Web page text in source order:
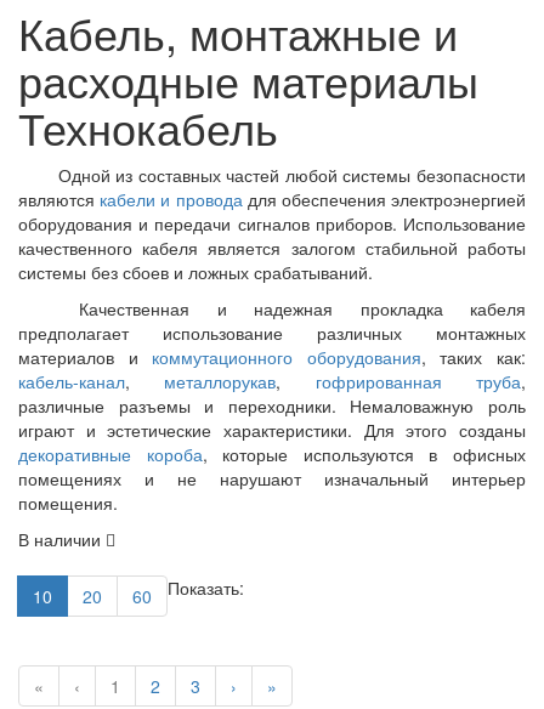
Кабель, монтажные и
расходные материалы
Технокабель
Одной из составных частей любой системы безопасности
являются кабели и проводадля обеспечения электроэнергией
оборудования и передачи сигналов приборов. Использование
качественного кабеля является залогом стабильной работы
системы без сбоев и ложных срабатываний.
Качественная и надежная прокладка кабеля
предполагает использование различных монтажных
материалов и коммутационного оборудования, таких как:
кабель-канал, металлорукав, гофрированная труба,
различные разъемы и переходники. Немаловажную роль
играют и эстетические характеристики. Для этого созданы
декоративные короба, которые используются в офисных
помещениях и не нарушают изначальный интерьер
помещения.
В наличии
Показать:
10 20 60
« ‹ 1 2 3 › »